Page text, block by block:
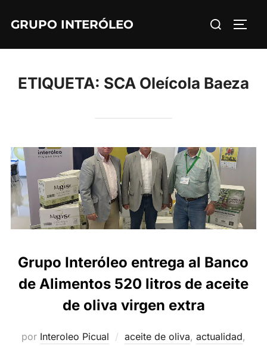
GRUPO INTERÓLEO Buscar:
ETIQUETA: SCA Oleícola Baeza
Grupo Interóleo entrega al Banco
de Alimentos 520 litros de aceite
de oliva virgen extra
por Interoleo Picual aceite de oliva, actualidad,